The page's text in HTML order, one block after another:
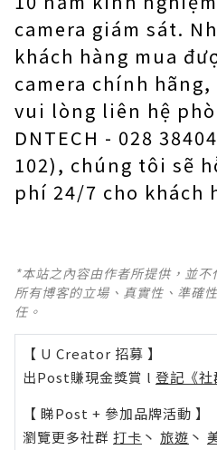
camera giám sát.
khách hàng mua
camera chính
vui lòng liên hệ
DNTECH - 028
102), chúng tôi sẽ
phí 24/7 cho khách
*本站之內容由作者所提供，並
所有博客的立場、真實性、準確
任。
【 U Creator 招募 】
出Post賺現金獎賞 l 登記《社
【 睇Post + 參加品牌活動 】
瀏覽更多社群 打卡 丶 旅遊 丶